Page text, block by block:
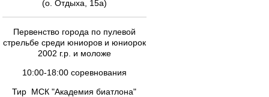
(о. Отдыха, 15а)
Первенство города по пулевой
стрельбе среди юниоров и юниорок
2002 г.р. и моложе
10:00-18:00 соревнования
Тир МСК "Академия биатлона"